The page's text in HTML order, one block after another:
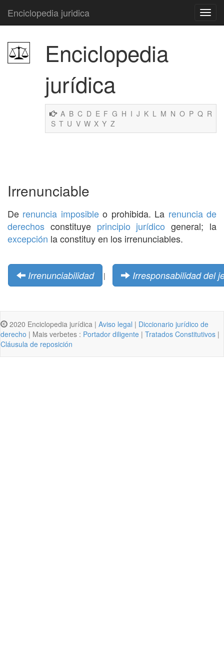
Enciclopedia juridica
Enciclopedia
jurídica
A B C D E F G H I J K L M N O P Q R
S T U V W X Y Z
Irrenunciable
De renuncia imposibleo prohibida. La renuncia de
derechos constituye principio jurídico general; la
excepción la constituy en los irrenunciables.
Irrenunciabilidad | Irresponsabilidad del
2020 Enciclopedia jurídica | Aviso legal | Diccionario jurídico de
derecho | Mais verbetes : Portador diligente | Tratados Constitutivos |
Cláusula de reposición